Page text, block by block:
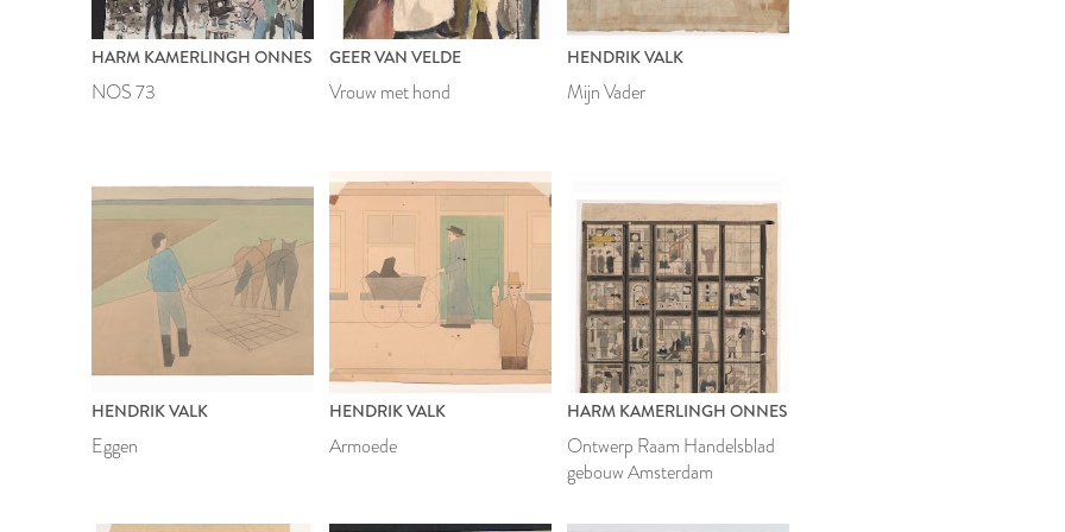
HARM KAMERLINGH ONNES
NOS 73
GEER VAN VELDE
Vrouw met hond
HENDRIK VALK
Mijn Vader
HENDRIK VALK
Eggen
HENDRIK VALK
Armoede
HARM KAMERLINGH ONNES
Ontwerp Raam Handelsblad
gebouw Amsterdam